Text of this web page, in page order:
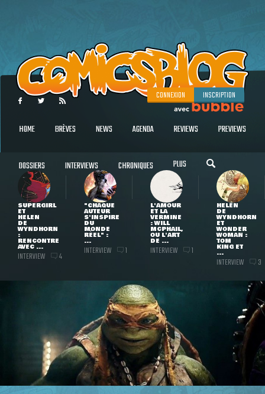
CONNEXION INSCRIPTION
HOME BRÈVES NEWS AGENDA REVIEWS PREVIEWS
DOSSIERS INTERVIEWS CHRONIQUES PLUS
SUPERGIRL
ET
HELEN
DE
WYNDHORN
:
RENCONTRE
AVEC ...
INTERVIEW 4
"CHAQUE
AUTEUR
S'INSPIRE
DU
MONDE
RÉEL" :
...
INTERVIEW 1
L'AMOUR
ET LA
VERMINE
: WILL
MCPHAIL,
OU L'ART
DE ...
INTERVIEW 1
HELEN
DE
WYNDHORN
ET
WONDER
WOMAN :
TOM
KING ET
...
INTERVIEW 3